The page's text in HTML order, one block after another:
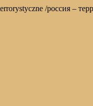
/россия –